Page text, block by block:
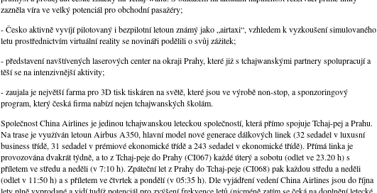
zazněla víra ve velký potenciál pro obchodní pasažéry;
- Česko aktivně vyvíjí pilotovaný i bezpilotní letoun známý jako „airtaxi“, vzhledem k vyzkoušení simulovaného
letu prostřednictvím virtuální reality se novináři podělili o svůj zážitek;
- představení navštívených laserových center na okraji Prahy, které již s tchajwanskými partnery spolupracují a
těší se na intenzivnější aktivity;
- zaujala je největší farma pro 3D tisk tiskáren na světě, které jsou ve výrobě non-stop, a sponzoringový
program, který česká firma nabízí nejen tchajwanských školám.
Společnost China Airlines je jedinou tchajwanskou leteckou společností, která přímo spojuje Tchaj-pej a Prahu.
Na trase je využíván letoun Airbus A350, hlavní model nové generace dálkových linek (32 sedadel v luxusní
business třídě, 31 sedadel v prémiové ekonomické třídě a 243 sedadel v ekonomické třídě). Přímá linka je
provozována dvakrát týdně, a to z Tchaj-peje do Prahy (CI067) každé úterý a sobotu (odlet ve 23.20 h) s
příletem ve středu a neděli (v 7:10 h). Zpáteční let z Prahy do Tchaj-peje (CI068) pak každou středu a neděli
(odlet v 11:50 h) a s příletem ve čtvrtek a pondělí (v 05:35 h). Dle vyjádření vedení China Airlines jsou do října